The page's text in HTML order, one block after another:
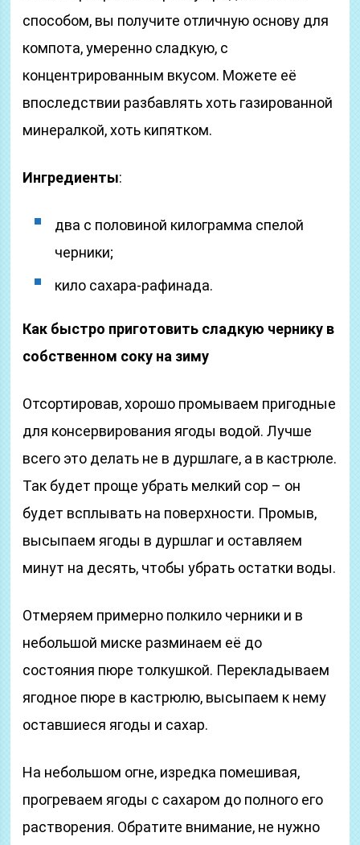
способом, вы получите отличную основу для
компота, умеренно сладкую, с
концентрированным вкусом. Можете её
впоследствии разбавлять хоть газированной
минералкой, хоть кипятком.
Ингредиенты:
два с половиной килограмма спелой
черники;
кило сахара-рафинада.
Как быстро приготовить сладкую чернику в
собственном соку на зиму
Отсортировав, хорошо промываем пригодные
для консервирования ягоды водой. Лучше
всего это делать не в дуршлаге, а в кастрюле.
Так будет проще убрать мелкий сор – он
будет всплывать на поверхности. Промыв,
высыпаем ягоды в дуршлаг и оставляем
минут на десять, чтобы убрать остатки воды.
Отмеряем примерно полкило черники и в
небольшой миске разминаем её до
состояния пюре толкушкой. Перекладываем
ягодное пюре в кастрюлю, высыпаем к нему
оставшиеся ягоды и сахар.
На небольшом огне, изредка помешивая,
прогреваем ягоды с сахаром до полного его
растворения. Обратите внимание, не нужно